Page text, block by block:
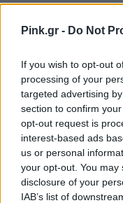
Pink.gr - Do Not
If you wish to opt-out
processing of your
targeted advertising
section to confirm
opt-out request is
interest-based ads
us or personal
your opt-out. You
disclosure of your
IAB’s list of
Ακολουθήστε
μάθετε πρώτοιτα
Ακολουθήστε